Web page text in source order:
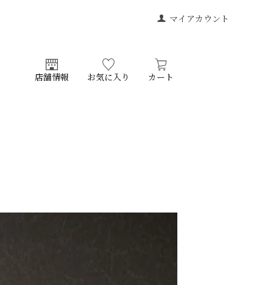
マイアカウント
店舗情報 お気に入り カート